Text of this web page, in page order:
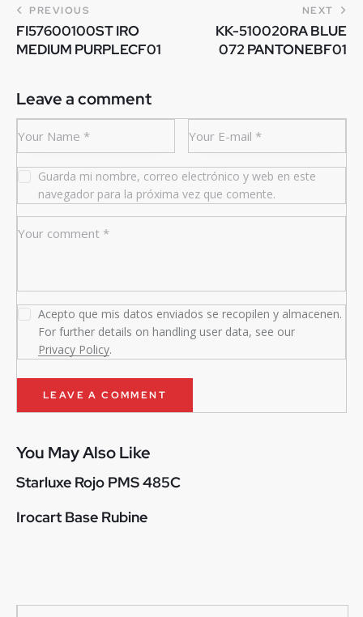
PREVIOUS
FI57600100ST IRO
MEDIUM PURPLECF01
NEXT
KK-510020RA BLUE
072 PANTONEBF01
Leave a comment
Guarda mi nombre, correo electrónico y web en este
navegador para la próxima vez que comente.
Acepto que mis datos enviados se recopilen y almacenen.
For further details on handling user data, see our
Privacy Policy.
You May Also Like
Starluxe Rojo PMS 485C
Irocart Base Rubine